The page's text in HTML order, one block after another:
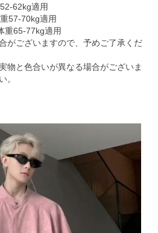
62kg適用
57-70kg適用
65-77kg適用
がございますので、予めご了承くだ
物と色合いが異なる場合がございま
。